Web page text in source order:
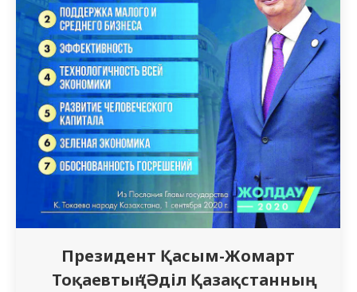
Президент Қасым-Жомарт
Тоқаевтың “Әділ Қазақстанның